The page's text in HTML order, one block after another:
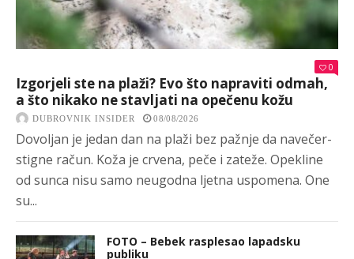
0
Izgorjeli ste na plaži? Evo što napraviti odmah,
a što nikako ne stavljati na opečenu kožu
DUBROVNIK INSIDER 08/08/2026
Dovoljan je jedan dan na plaži bez pažnje da navečer-
stigne račun. Koža je crvena, peče i zateže. Opekline
od sunca nisu samo neugodna ljetna uspomena. One
su...
FOTO – Bebek rasplesao lapadsku
publiku